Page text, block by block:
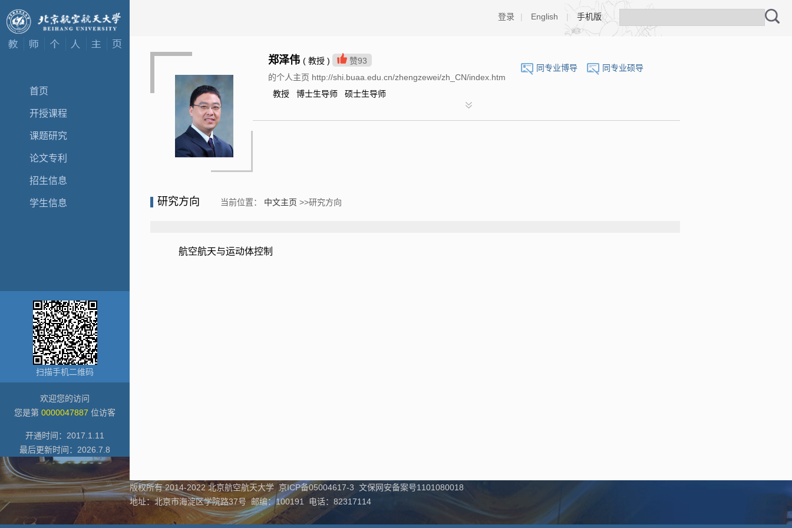
首页
开授课程
课题研究
论文专利
招生信息
学生信息
扫描手机二维码
欢迎您的访问
您是第 0000047887 位访客
开通时间： 2017 1 11
最后更新时间： 2026 7 8
登录 | English | 手机版
同专业博导 同专业硕导
郑泽伟 ( 教授 ) 赞93
的个人主页 http://shi.buaa.edu.cn/zhengzewei/zh_CN/index.htm
教授 博士生导师 硕士生导师
研究方向 当前位置： 中文主页 >>研究方向
航空航天与运动体控制
版权所有 2014-2022 北京航空航天大学 京ICP备05004617-3 文保网安备案号1101080018
地址：北京市海淀区学院路37号 邮编：100191 电话：82317114